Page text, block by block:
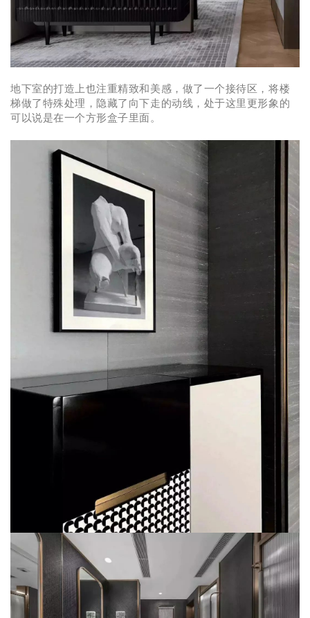
地下室的打造上也注重精致和美感，做了一个接待区，将楼
梯做了特殊处理，隐藏了向下走的动线，处于这里更形象的
可以说是在一个方形盒子里面。